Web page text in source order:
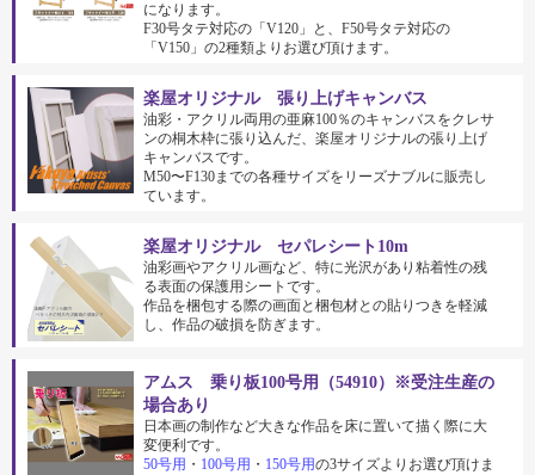
になります。
F30号タテ対応の「V120」と、F50号タテ対応の
「V150」の2種類よりお選び頂けます。
楽屋オリジナル 張り上げキャンバス
油彩・アクリル両用の亜麻100％のキャンバスをクレサ
ンの桐木枠に張り込んだ、楽屋オリジナルの張り上げ
キャンバスです。
M50〜F130までの各種サイズをリーズナブルに販売し
ています。
楽屋オリジナル セパレシート10m
油彩画やアクリル画など、特に光沢があり粘着性の残
る表面の保護用シートです。
作品を梱包する際の画面と梱包材との貼りつきを軽減
し、作品の破損を防ぎます。
アムス 乗り板100号用（54910）※受注生産の
場合あり
日本画の制作など大きな作品を床に置いて描く際に大
変便利です。
50号用 ・ 100号用 ・ 150号用の3サイズよりお選び頂けま